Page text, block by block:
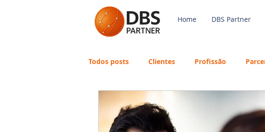
Home DBS Partner
Todos posts Clientes Profissão